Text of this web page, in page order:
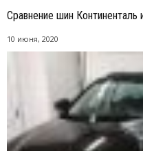
Сравнение шин Континенталь
10 июня, 2020